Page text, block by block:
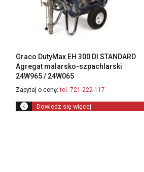
Graco DutyMax EH 300 DI STANDARD
Agregat malarsko-szpachlarski
24W965 / 24W065
Zapytaj o cenę: tel. 721-222-117
Dowiedz się więcej